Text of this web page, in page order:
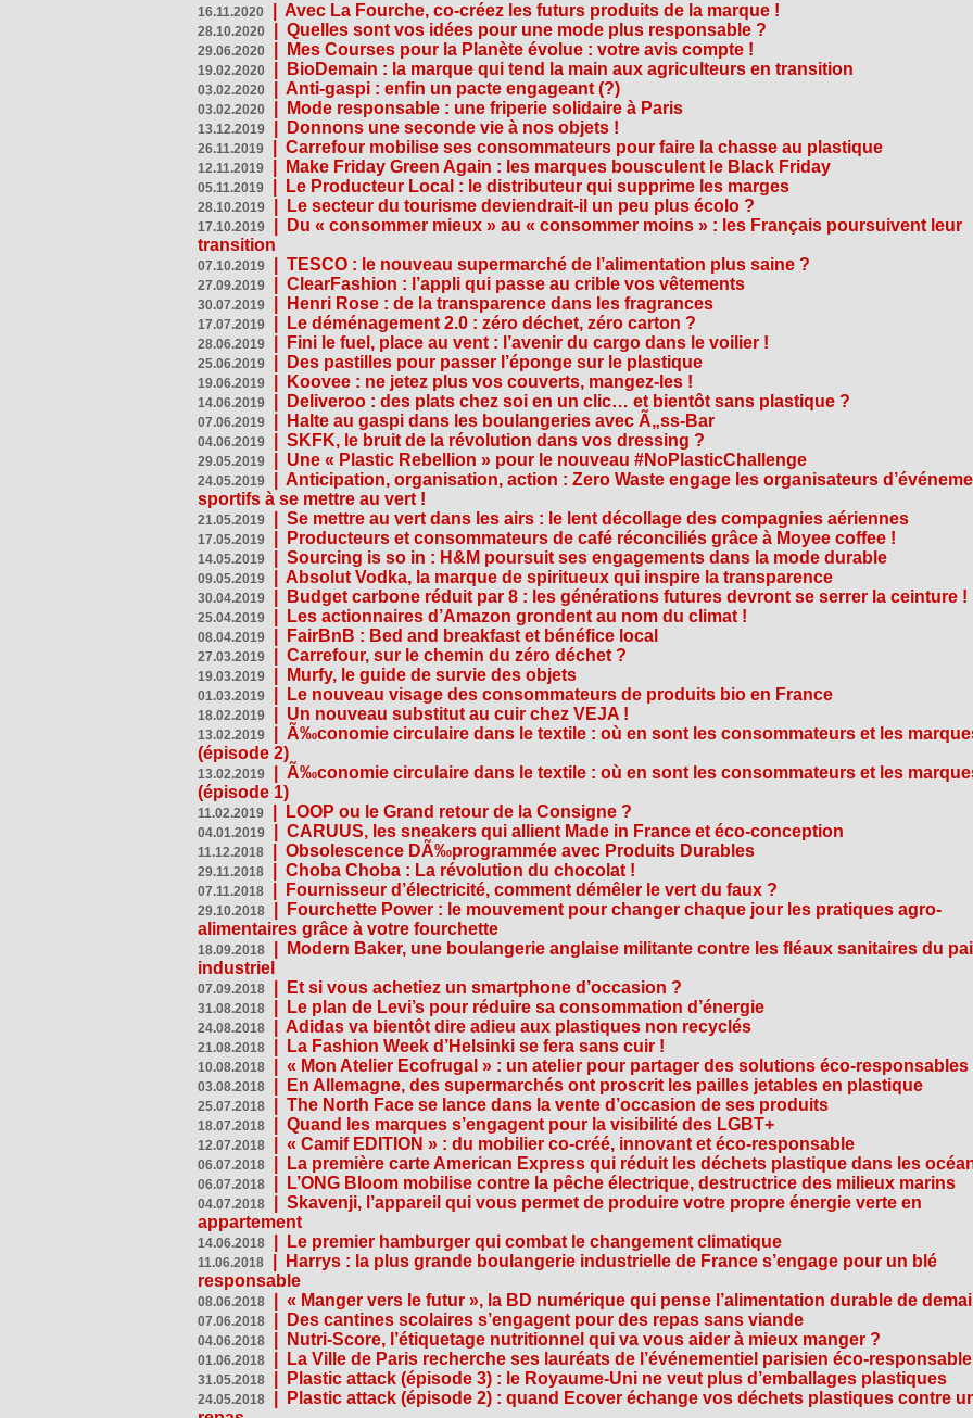
16.11.2020 Avec La Fourche, co-créez les futurs produits de la marque !
28.10.2020 Quelles sont vos idées pour une mode plus responsable ?
29.06.2020 Mes Courses pour la Planète évolue : votre avis compte !
19.02.2020 BioDemain : la marque qui tend la main aux agriculteurs en transition
03.02.2020 Anti-gaspi : enfin un pacte engageant (?)
03.02.2020 Mode responsable : une friperie solidaire à Paris
13.12.2019 Donnons une seconde vie à nos objets !
26.11.2019 Carrefour mobilise ses consommateurs pour faire la chasse au plastique
12.11.2019 Make Friday Green Again : les marques bousculent le Black Friday
05.11.2019 Le Producteur Local : le distributeur qui supprime les marges
28.10.2019 Le secteur du tourisme deviendrait-il un peu plus écolo ?
17.10.2019
Du « consommer mieux » au « consommer moins » : les Français poursuivent leur
transition
07.10.2019 TESCO : le nouveau supermarché de l’alimentation plus saine ?
27.09.2019 ClearFashion : l’appli qui passe au crible vos vêtements
30.07.2019 Henri Rose : de la transparence dans les fragrances
17.07.2019 Le déménagement 2.0 : zéro déchet, zéro carton ?
28.06.2019 Fini le fuel, place au vent : l’avenir du cargo dans le voilier !
25.06.2019 Des pastilles pour passer l’éponge sur le plastique
19.06.2019 Koovee : ne jetez plus vos couverts, mangez-les !
14.06.2019 Deliveroo : des plats chez soi en un clic… et bientôt sans plastique ?
07.06.2019 Halte au gaspi dans les boulangeries avec Ã„ss-Bar
04.06.2019 SKFK, le bruit de la révolution dans vos dressing ?
29.05.2019 Une « Plastic Rebellion » pour le nouveau #NoPlasticChallenge
24.05.2019
Anticipation, organisation, action : Zero Waste engage les organisateurs
sportifs à se mettre au vert !
21.05.2019 Se mettre au vert dans les airs : le lent décollage des compagnies aériennes
17.05.2019 Producteurs et consommateurs de café réconciliés grâce à Moyee coffee !
14.05.2019 Sourcing is so in : H&M poursuit ses engagements dans la mode durable
09.05.2019 Absolut Vodka, la marque de spiritueux qui inspire la transparence
30.04.2019 Budget carbone réduit par 8 : les générations futures devront se serrer la ceinture !
25.04.2019 Les actionnaires d’Amazon grondent au nom du climat !
08.04.2019 FairBnB : Bed and breakfast et bénéfice local
27.03.2019 Carrefour, sur le chemin du zéro déchet ?
19.03.2019 Murfy, le guide de survie des objets
01.03.2019 Le nouveau visage des consommateurs de produits bio en France
18.02.2019 Un nouveau substitut au cuir chez VEJA !
13.02.2019
Ã‰conomie circulaire dans le textile : où en sont les consommateurs et les
(épisode 2)
13.02.2019
Ã‰conomie circulaire dans le textile : où en sont les consommateurs et les
(épisode 1)
11.02.2019 LOOP ou le Grand retour de la Consigne ?
04.01.2019 CARUUS, les sneakers qui allient Made in France et éco-conception
11.12.2018 Obsolescence DÃ‰programmée avec Produits Durables
29.11.2018 Choba Choba : La révolution du chocolat !
07.11.2018 Fournisseur d’électricité, comment démêler le vert du faux ?
29.10.2018
Fourchette Power : le mouvement pour changer chaque jour les pratiques agro-
alimentaires grâce à votre fourchette
18.09.2018
Modern Baker, une boulangerie anglaise militante contre les fléaux sanitaires du
industriel
07.09.2018 Et si vous achetiez un smartphone d’occasion ?
31.08.2018 Le plan de Levi’s pour réduire sa consommation d’énergie
24.08.2018 Adidas va bientôt dire adieu aux plastiques non recyclés
21.08.2018 La Fashion Week d’Helsinki se fera sans cuir !
10.08.2018 « Mon Atelier Ecofrugal » : un atelier pour partager des solutions éco-responsables
03.08.2018 En Allemagne, des supermarchés ont proscrit les pailles jetables en plastique
25.07.2018 The North Face se lance dans la vente d’occasion de ses produits
18.07.2018 Quand les marques s’engagent pour la visibilité des LGBT+
12.07.2018 « Camif EDITION » : du mobilier co-créé, innovant et éco-responsable
06.07.2018 La première carte American Express qui réduit les déchets plastique dans les
06.07.2018 L’ONG Bloom mobilise contre la pêche électrique, destructrice des milieux marins
04.07.2018
Skavenji, l’appareil qui vous permet de produire votre propre énergie verte en
appartement
14.06.2018 Le premier hamburger qui combat le changement climatique
11.06.2018
Harrys : la plus grande boulangerie industrielle de France s’engage pour un blé
responsable
08.06.2018 « Manger vers le futur », la BD numérique qui pense l’alimentation durable de
07.06.2018 Des cantines scolaires s’engagent pour des repas sans viande
04.06.2018 Nutri-Score, l’étiquetage nutritionnel qui va vous aider à mieux manger ?
01.06.2018 La Ville de Paris recherche ses lauréats de l’événementiel parisien éco-responsable
31.05.2018 Plastic attack (épisode 3) : le Royaume-Uni ne veut plus d’emballages plastiques
24.05.2018
Plastic attack (épisode 2) : quand Ecover échange vos déchets plastiques contre